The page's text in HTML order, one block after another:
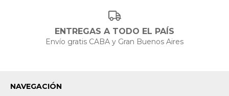
ENTREGAS A TODO EL PAÍS
Envío gratis CABA y Gran Buenos Aires
NAVEGACIÓN